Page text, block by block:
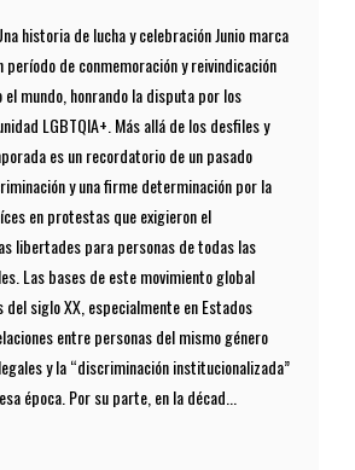
historia de lucha y celebración Junio marca
período de conmemoración y reivindicación
mundo, honrando la disputa por los
LGBTQIA+. Más allá de los desfiles y
es un recordatorio de un pasado
y una firme determinación por la
en protestas que exigieron el
libertades para personas de todas las
Las bases de este movimiento global
del siglo XX, especialmente en Estados
entre personas del mismo género
y la “discriminación institucionalizada”
época. Por su parte, en la décad...